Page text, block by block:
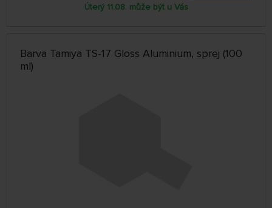
Úterý 11.08. může být u Vás
Barva Tamiya TS-17 Gloss Aluminium, sprej (100
ml)